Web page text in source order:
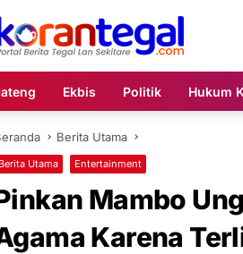
Ekbis Politik Hukum
Berita Utama
Berita Utama Entertainment
Mambo
Karena